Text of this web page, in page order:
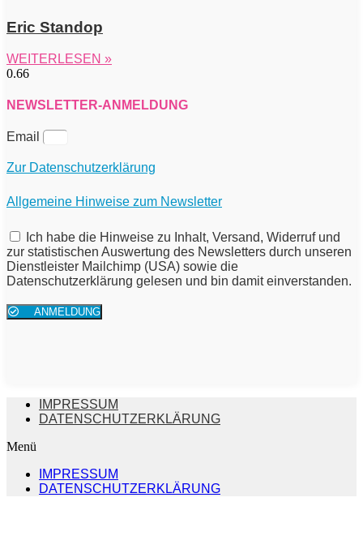
Eric Standop
WEITERLESEN »
NEWSLETTER-ANMELDUNG
Email
Zur Datenschutzerklärung
Allgemeine Hinweise zum Newsletter
Ich habe die Hinweise zu Inhalt, Versand, Widerruf und
zur statistischen Auswertung des Newsletters durch unseren
Dienstleister Mailchimp (USA) sowie die
Datenschutzerklärung gelesen und bin damit einverstanden.
ANMELDUNG
IMPRESSUM
DATENSCHUTZERKLÄRUNG
Menü
IMPRESSUM
DATENSCHUTZERKLÄRUNG